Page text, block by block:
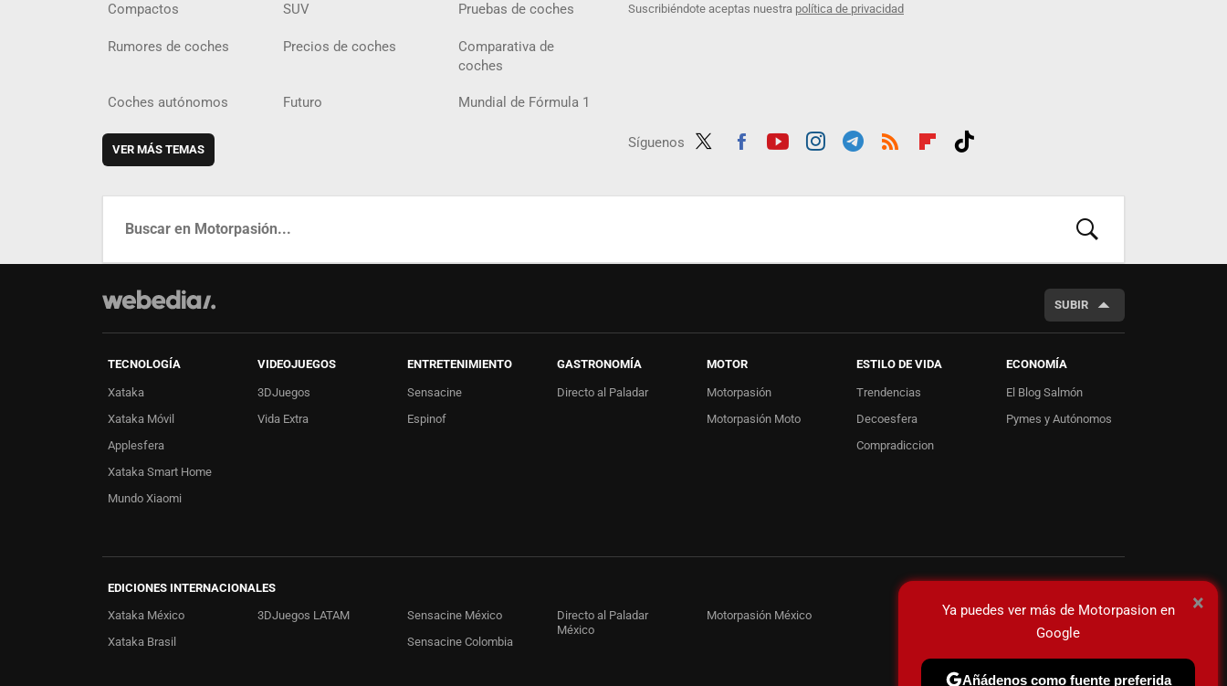
Suscribiéndote aceptas nuestra política de privacidad
Síguenos
ter
ebo
ube
agra
gra
boar
ok
Compactos SUV Pruebas de coches
Rumores de coches Precios de coches
Comparativa de
coches
Coches autónomos Futuro Mundial de Fórmula 1
VER MÁS TEMAS
BUSCAR
SUBIR
TECNOLOGÍA
Xataka
Xataka Móvil
Applesfera
Xataka Smart Home
Mundo Xiaomi
VIDEOJUEGOS
3DJuegos
Vida Extra
ENTRETENIMIENTO
Sensacine
Espinof
GASTRONOMÍA
Directo al Paladar
MOTOR
Motorpasión
Motorpasión Moto
ESTILO DE VIDA
Trendencias
Decoesfera
Compradiccion
ECONOMÍA
El Blog Salmón
Pymes y Autónomos
EDICIONES INTERNACIONALES
Xataka México
Xataka Brasil
3DJuegos LATAM
Sensacine México
Sensacine Colombia
Directo al Paladar
México
Motorpasión México ×
Ya puedes ver más de Motorpasion en
Google
Añádenos como fuente preferida